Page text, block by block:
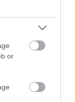
or